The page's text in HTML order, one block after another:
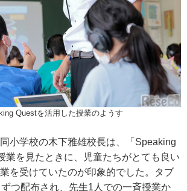
Questを活用した授業のようす
小学校の木下雅雄校長は、「Speaking
業を見たときに、児童たちがとても良い
を受けていたのが印象的でした。タブ
つ配布され、先生1人での一斉授業か